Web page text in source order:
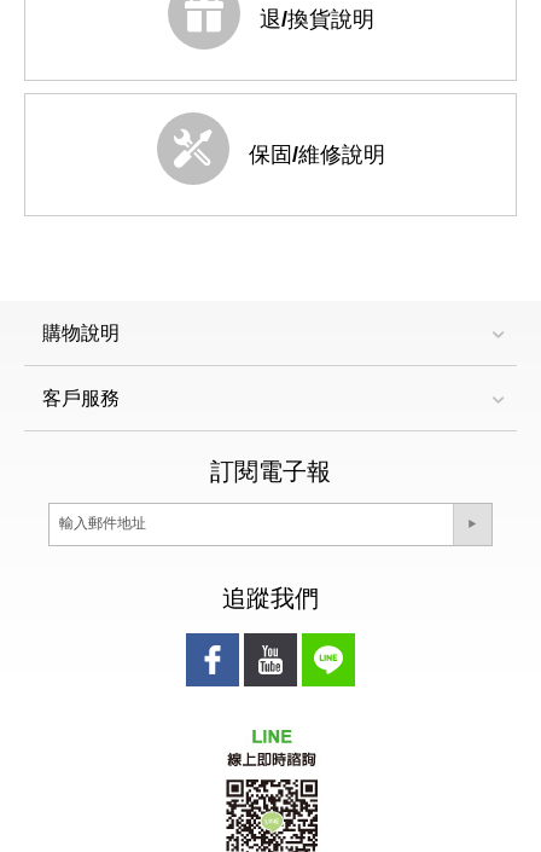
退/換貨說明
保固/維修說明
購物說明
客戶服務
訂閱電子報
追蹤我們